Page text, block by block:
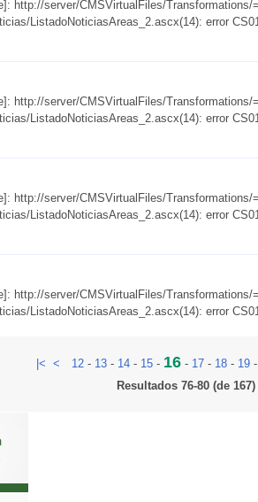
http://server/CMSVirtualFiles/Transformations/
ListadoNoticiasAreas_2.ascx(14): error
http://server/CMSVirtualFiles/Transformations/
ListadoNoticiasAreas_2.ascx(14): error
http://server/CMSVirtualFiles/Transformations/
ListadoNoticiasAreas_2.ascx(14): error
http://server/CMSVirtualFiles/Transformations/
ListadoNoticiasAreas_2.ascx(14): error
|< < 12- 13- 14- 15- 16- 17- 18- 19
Resultados 76-80 (de 167)